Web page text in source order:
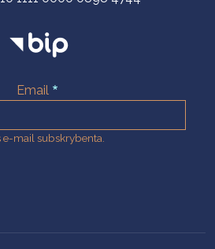
Email
e-mail subskrybenta.